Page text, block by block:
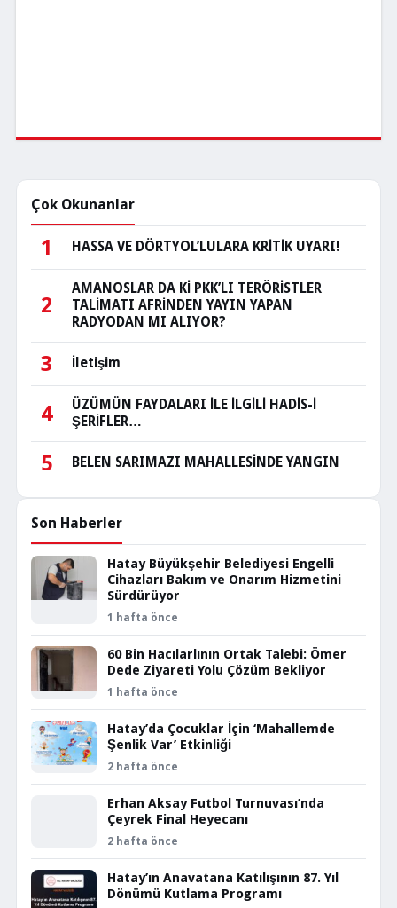
Çok Okunanlar
1 HASSA VE DÖRTYOL’LULARA KRİTİK UYARI!
2
AMANOSLAR DA Kİ PKK’LI TERÖRİSTLER
TALİMATI AFRİNDEN YAYIN YAPAN
RADYODAN MI ALIYOR?
3 İletişim
4
ÜZÜMÜN FAYDALARI İLE İLGİLİ HADİS-İ
ŞERİFLER…
5 BELEN SARIMAZI MAHALLESİNDE YANGIN
Son Haberler
Hatay Büyükşehir Belediyesi Engelli
Cihazları Bakım ve Onarım Hizmetini
Sürdürüyor
1 hafta önce
60 Bin Hacılarlının Ortak Talebi: Ömer
Dede Ziyareti Yolu Çözüm Bekliyor
1 hafta önce
Hatay’da Çocuklar İçin ‘Mahallemde
Şenlik Var’ Etkinliği
2 hafta önce
Erhan Aksay Futbol Turnuvası’nda
Çeyrek Final Heyecanı
2 hafta önce
Hatay’ın Anavatana Katılışının 87. Yıl
Dönümü Kutlama Programı